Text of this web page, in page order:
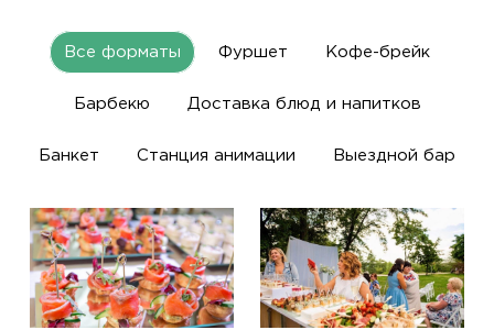
Все форматы Фуршет Кофе-брейк
Барбекю Доставка блюд и напитков
Банкет Станция анимации Выездной бар